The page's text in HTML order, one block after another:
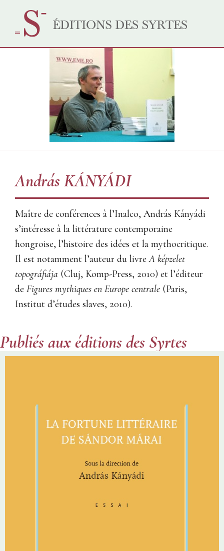
András KÁNYÁDI
Maître de conférences à l’Inalco, András Kányádi
s’intéresse à la littérature contemporaine
hongroise, l’histoire des idées et la mythocritique.
Il est notamment l’auteur du livreA képzelet
topográfiája (Cluj, Komp-Press, 2010) et l’éditeur
de Figures mythiques en Europe centrale (Paris,
Institut d’études slaves, 2010).
Publiés aux éditions des Syrtes